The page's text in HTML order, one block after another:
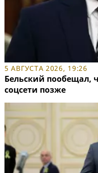
5 АВГУСТА 2026, 19:26
Бельский пообещал,
соцсети позже